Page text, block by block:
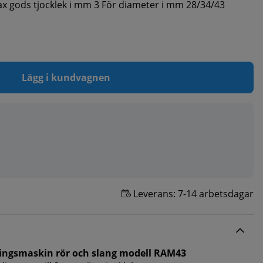
gods tjocklek i mm 3 För diameter i mm 28/34/43
Lägg i kundvagnen
Leverans: 7-14 arbetsdagar
rör och slang modell RAM43